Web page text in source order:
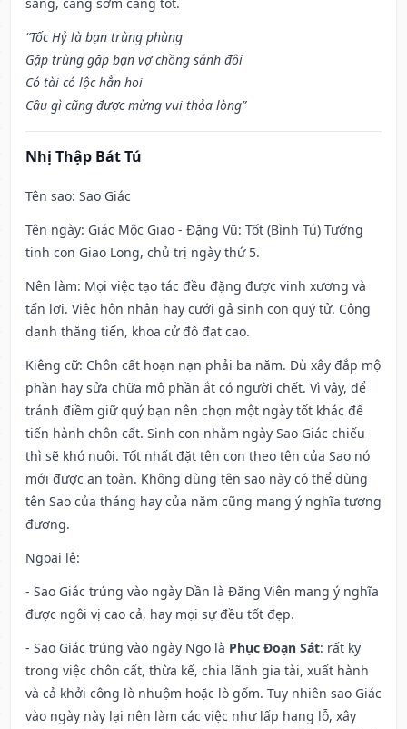
“Tốc Hỷ là bạn trùng phùng
Gặp trùng gặp bạn vợ chồng sánh đôi
Có tài có lộc hẳn hoi
Cầu gì cũng được mừng vui thỏa lòng”
Nhị Thập Bát Tú
Tên sao: Sao Giác
Tên ngày: Giác Mộc Giao - Đặng Vũ: Tốt (Bình Tú) Tướng
tinh con Giao Long, chủ trị ngày thứ 5.
Nên làm: Mọi việc tạo tác đều đặng được vinh xương và
tấn lợi. Việc hôn nhân hay cưới gả sinh con quý tử. Công
danh thăng tiến, khoa cử đỗ đạt cao.
Kiêng cữ: Chôn cất hoạn nạn phải ba năm. Dù xây đắp mộ
phần hay sửa chữa mộ phần ắt có người chết. Vì vậy, để
tránh điềm giữ quý bạn nên chọn một ngày tốt khác để
tiến hành chôn cất. Sinh con nhằm ngày Sao Giác chiếu
thì sẽ khó nuôi. Tốt nhất đặt tên con theo tên của Sao nó
mới được an toàn. Không dùng tên sao này có thể dùng
tên Sao của tháng hay của năm cũng mang ý nghĩa tương
đương.
Ngoại lệ:
- Sao Giác trúng vào ngày Dần là Đăng Viên mang ý nghĩa
được ngôi vị cao cả, hay mọi sự đều tốt đẹp.
- Sao Giác trúng vào ngày Ngọ là Phục Đoạn Sát: rất kỵ
trong việc chôn cất, thừa kế, chia lãnh gia tài, xuất hành
và cả khởi công lò nhuộm hoặc lò gốm. Tuy nhiên sao Giác
vào ngày này lại nên làm các việc như lấp hang lỗ, xây